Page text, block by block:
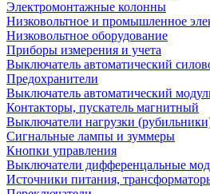
Электромонтажные колонны
Низковольтное и промышленное
Низковольтное оборудование
Приборы измерения и учета
Выключатель автоматический
Предохранители
Выключатель автоматический
Контакторы, пускатель магнитный
Выключатели нагрузки
Сигнальные лампы и зуммеры
Кнопки управления
Выключатели дифференцальные
Источники питания,